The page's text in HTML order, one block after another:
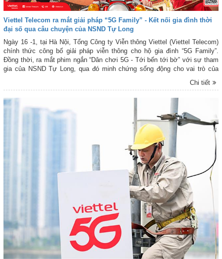
Viettel Telecom ra mắt giải pháp “5G Family” - Kết nối gia đình thời
đại số qua câu chuyện của NSND Tự Long
Ngày 16 -1, tại Hà Nội, Tổng Công ty Viễn thông Viettel (Viettel Telecom)
chính thức công bố giải pháp viễn thông cho hộ gia đình “5G Family”.
Đồng thời, ra mắt phim ngắn “Dân chơi 5G - Tới bến tới bờ” với sự tham
gia của NSND Tự Long, qua đó minh chứng sống động cho vai trò của
Chi tiết